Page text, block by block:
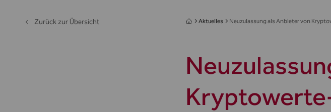
Zurück zur Übersicht Aktuelles Neuzulassung als Anbieter von